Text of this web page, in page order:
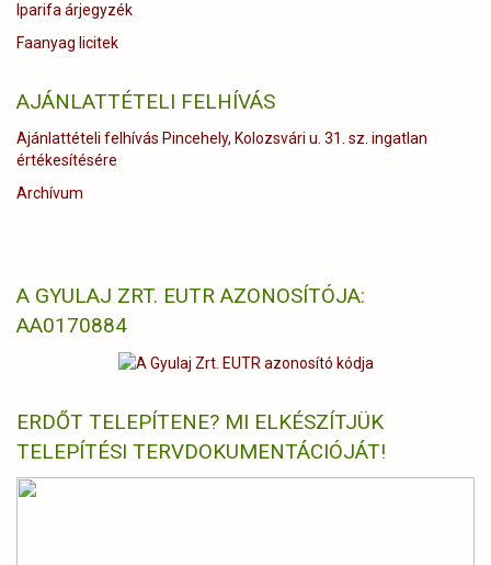
és
Vadászati
Iparifa árjegyzék
Faanyag licitek
AJÁNLATTÉTELI FELHÍVÁS
Ajánlattételi felhívás Pincehely, Kolozsvári u. 31. sz. ingatlan
értékesítésére
Archívum
A GYULAJ ZRT. EUTR AZONOSÍTÓJA:
AA0170884
ERDŐT TELEPÍTENE? MI ELKÉSZÍTJÜK
TELEPÍTÉSI TERVDOKUMENTÁCIÓJÁT!